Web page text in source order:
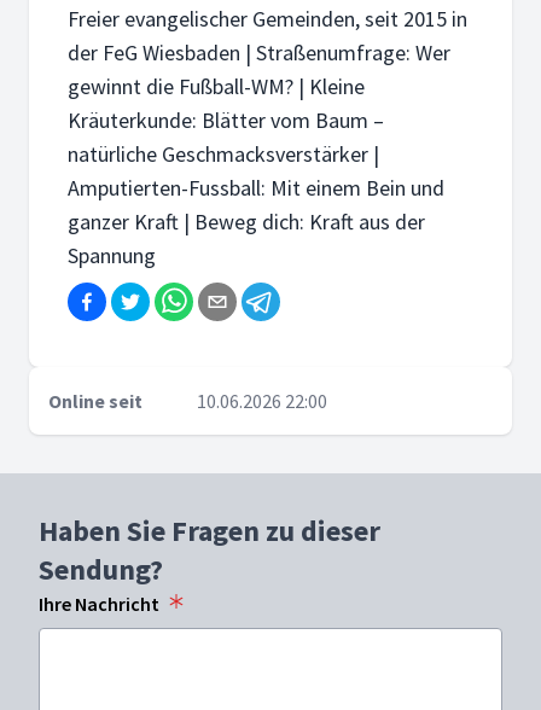
Freier evangelischer Gemeinden, seit 2015 in
der FeG Wiesbaden | Straßenumfrage: Wer
gewinnt die Fußball-WM? | Kleine
Kräuterkunde: Blätter vom Baum –
natürliche Geschmacksverstärker |
Amputierten-Fussball: Mit einem Bein und
ganzer Kraft | Beweg dich: Kraft aus der
Spannung
Online seit 10.06.2026 22:00
Haben Sie Fragen zu dieser
Sendung?
Ihre Nachricht